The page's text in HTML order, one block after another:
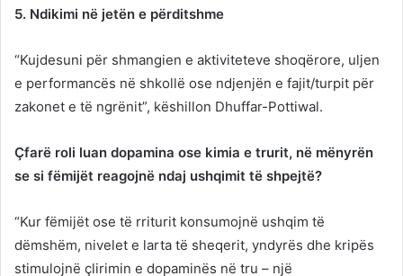
5. Ndikimi në jetën e përditshme
“Kujdesuni për shmangien e aktiviteteve shoqërore, uljen
e performancës në shkollë ose ndjenjën e fajit/turpit për
zakonet e të ngrënit”, këshillon Dhuffar-Pottiwal.
Çfarë roli luan dopamina ose kimia e trurit, në mënyrën
se si fëmijët reagojnë ndaj ushqimit të shpejtë?
“Kur fëmijët ose të rriturit konsumojnë ushqim të
dëmshëm, nivelet e larta të sheqerit, yndyrës dhe kripës
stimulojnë çlirimin e dopaminës në tru – një